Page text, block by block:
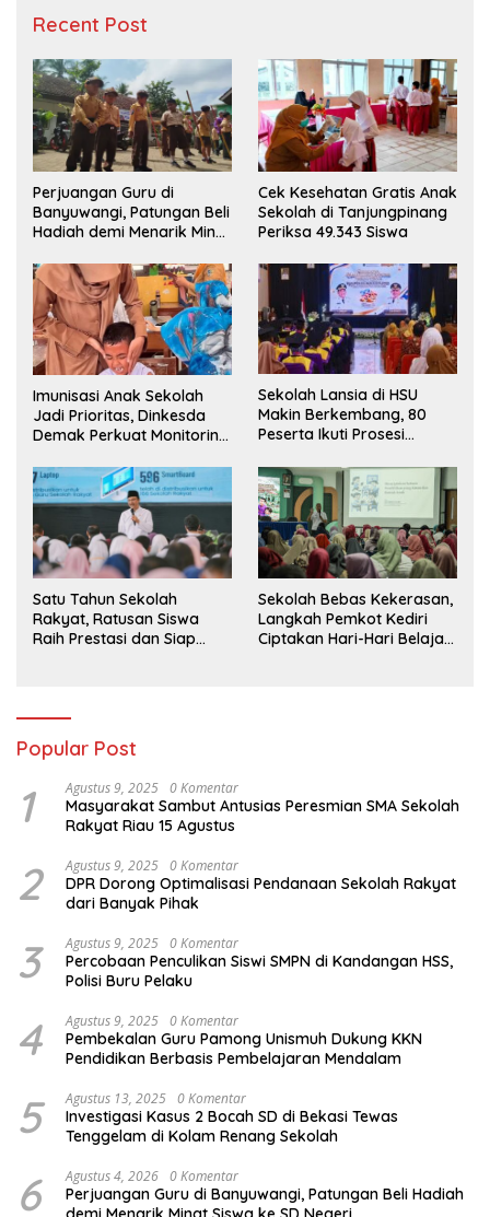
Recent Post
Perjuangan Guru di
Banyuwangi, Patungan Beli
Hadiah demi Menarik Minat
Cek Kesehatan Gratis Anak
Sekolah di Tanjungpinang
Periksa 49.343 Siswa
Imunisasi Anak Sekolah
Jadi Prioritas, Dinkesda
Demak Perkuat Monitoring
Sekolah Lansia di HSU
Makin Berkembang, 80
Peserta Ikuti Prosesi
Satu Tahun Sekolah
Rakyat, Ratusan Siswa
Raih Prestasi dan Siap
Sekolah Bebas Kekerasan,
Langkah Pemkot Kediri
Ciptakan Hari-Hari Belajar
Popular Post
1 Agustus 9, 2025 0 Komentar
Masyarakat Sambut Antusias Peresmian SMA Sekolah
Rakyat Riau 15 Agustus
2 Agustus 9, 2025 0 Komentar
DPR Dorong Optimalisasi Pendanaan Sekolah Rakyat
dari Banyak Pihak
3 Agustus 9, 2025 0 Komentar
Percobaan Penculikan Siswi SMPN di Kandangan HSS,
Polisi Buru Pelaku
4 Agustus 9, 2025 0 Komentar
Pembekalan Guru Pamong Unismuh Dukung KKN
Pendidikan Berbasis Pembelajaran Mendalam
5 Agustus 13, 2025 0 Komentar
Investigasi Kasus 2 Bocah SD di Bekasi Tewas
Tenggelam di Kolam Renang Sekolah
6 Agustus 4, 2026 0 Komentar
Perjuangan Guru di Banyuwangi, Patungan Beli Hadiah